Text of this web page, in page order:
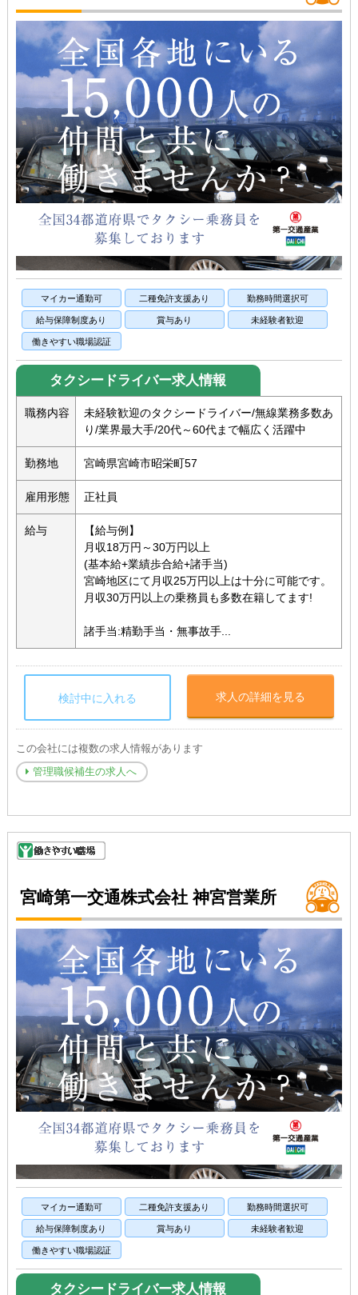
マイカー通勤可 二種免許支援あり 勤務時間選択可
給与保障制度あり 賞与あり 未経験者歓迎
働きやすい職場認証
タクシードライバー求人情報
職務内容
未経験歓迎のタクシードライバー/無線業務多数あ
り/業界最大手/20代～60代まで幅広く活躍中
勤務地 宮崎県宮崎市昭栄町57
雇用形態 正社員
給与
【給与例】
月収18万円～30万円以上
(基本給+業績歩合給+諸手当)
宮崎地区にて月収25万円以上は十分に可能です。
月収30万円以上の乗務員も多数在籍してます!
諸手当:精勤手当・無事故手...
検討中に入れる 求人の詳細を見る
この会社には複数の求人情報があります
管理職候補生の求人へ
宮崎第一交通株式会社 神宮営業所
マイカー通勤可 二種免許支援あり 勤務時間選択可
給与保障制度あり 賞与あり 未経験者歓迎
働きやすい職場認証
タクシードライバー求人情報